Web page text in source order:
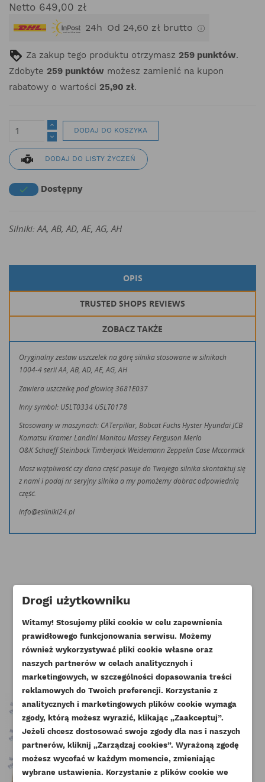
UTWÓRZ LISTĘ ŻYCZEŃ
ZALOGUJ SIĘ
Netto 649,00 zł
24h Od 24,60 zł brutto
Za zakup tego produktu otrzymasz 259 punktów.
Zdobyte 259 punktów możesz zamienić na kupon
rabatowy o wartości 25,90 zł.
DODAJ DO KOSZYKA
DODAJ DO LISTY ŻYCZEŃ
 Dostępny
Silniki: AA, AB, AD, AE, AG, AH
OPIS
TRUSTED SHOPS REVIEWS
ZOBACZ TAKŻE
Oryginalny zestaw uszczelek na górę silnika stosowane w silnikach
1004-4 serii AA, AB, AD, AE, AG, AH
Zawiera uszczelkę pod głowicę 3681E037
Inny symbol: U5LT0334 U5LT0178
Stosowany w maszynach: CATerpillar, Bobcat Fuchs Hyster Hyundai JCB
Komatsu Kramer Landini Manitou Massey Ferguson Merlo
O&K Schaeff Steinbock Timberjack Weidemann Zeppelin Case Mccormick
Masz wątpliwość czy dana część pasuje do Twojego silnika skontaktuj się
z nami i podaj nr seryjny silnika a my pomożemy dobrać odpowiednią
część.
info@esilniki24.pl
Klienci którzy zakupili ten produkt
kupili również:
Drogi użytkowniku
Witamy! Stosujemy pliki cookie w celu zapewnienia
prawidłowego funkcjonowania serwisu. Możemy
również wykorzystywać pliki cookie własne oraz
naszych partnerów w celach analitycznych i
marketingowych, w szczególności dopasowania treści
reklamowych do Twoich preferencji. Korzystanie z
analitycznych i marketingowych plików cookie wymaga
zgody, którą możesz wyrazić, klikając „Zaakceptuj”.
Jeżeli chcesz dostosować swoje zgody dla nas i naszych
partnerów, kliknij „Zarządzaj cookies”. Wyrażoną zgodę
możesz wycofać w każdym momencie, zmieniając
wybrane ustawienia. Korzystanie z plików cookie we